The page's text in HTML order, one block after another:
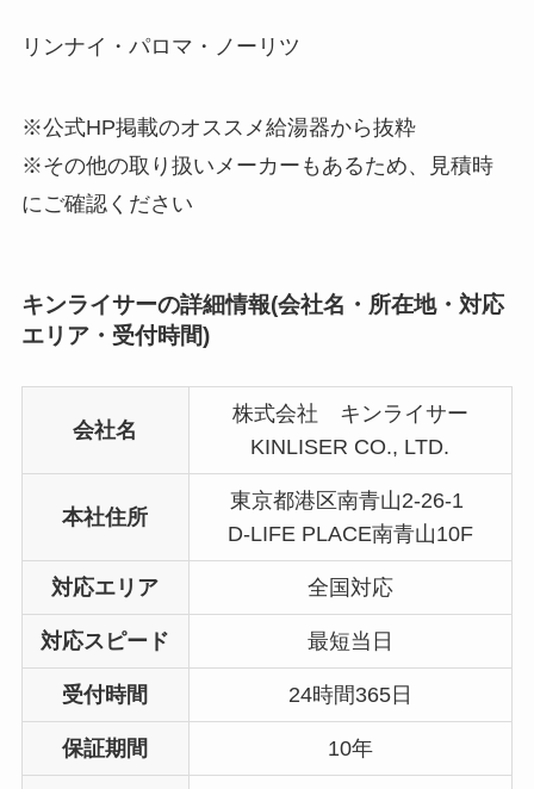
リンナイ・パロマ・ノーリツ
※公式HP掲載のオススメ給湯器から抜粋
※その他の取り扱いメーカーもあるため、見積時
にご確認ください
キンライサーの詳細情報(会社名・所在地・対応
エリア・受付時間)
会社名
株式会社 キンライサー
KINLISER CO., LTD.
本社住所
東京都港区南青山2-26-1
D-LIFE PLACE南青山10F
対応エリア 全国対応
対応スピード 最短当日
受付時間 24時間365日
保証期間 10年